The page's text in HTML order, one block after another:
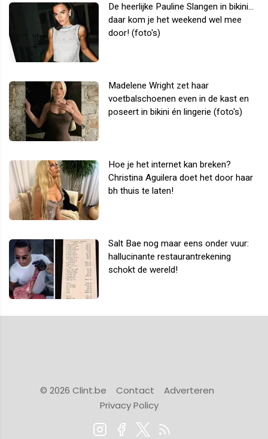
De heerlijke Pauline Slangen in bikini...
daar kom je het weekend wel mee
door! (foto's)
Madelene Wright zet haar
voetbalschoenen even in de kast en
poseert in bikini én lingerie (foto's)
Hoe je het internet kan breken?
Christina Aguilera doet het door haar
bh thuis te laten!
Salt Bae nog maar eens onder vuur:
hallucinante restaurantrekening
schokt de wereld!
© 2026 Clint.be Contact
Adverteren
Privacy Policy